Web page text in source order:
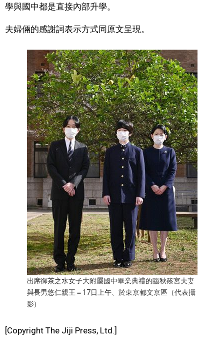
工作勞動
醫療健康
編輯部通知
學與國中都是直接內部升學。
夫婦倆的感謝詞表示方式同原文呈現。
出席御茶之水女子大附屬國中畢業典禮的臨秋篠宮夫妻
與長男悠仁親王＝17日上午、於東京都文京區（代表攝
影）
[Copyright The Jiji Press, Ltd.]